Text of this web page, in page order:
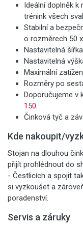
Ideální doplněk k
trénink všech
Stabilní a
o rozměrech 50
Nastavitelná
Nastavitelná
Maximální
Rozměry po
Doporučujeme v
150.
Činková tyč a
Kde nakoupit/
Stojan na dlouhou
přijít prohlédnout do
- Čestlicích a spojit
si vyzkoušet a
poradenství.
Servis a záruky